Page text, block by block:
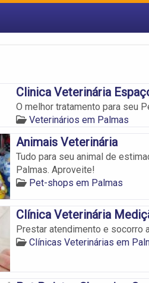
Clinica Veterinária
O melhor tratamento para seu
Veterinários em Palmas
Animais Veterinária
Tudo para seu animal de
Palmas. Aproveite!
Pet-shops em Palmas
Clínica Veterinária
Prestar atendimento e socorro
Clínicas Veterinárias em